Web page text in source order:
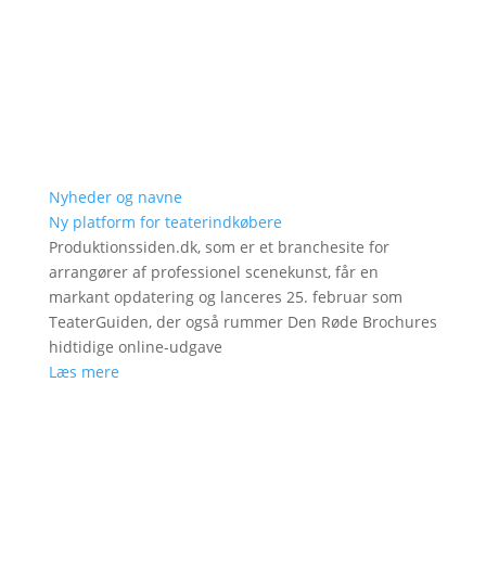
Nyheder og navne
Ny platform for teaterindkøbere
Produktionssiden.dk, som er et branchesite for
arrangører af professionel scenekunst, får en
markant opdatering og lanceres 25. februar som
TeaterGuiden, der også rummer Den Røde Brochures
hidtidige online-udgave
Læs mere